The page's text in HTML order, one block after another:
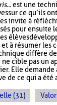
est une
sur ce qu’ils
invite à
pour ensuite
élèves
à résumer les
diffère
cible pas un
Elle demande
de ce qui a été
(31)